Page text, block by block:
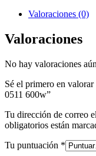
Valoraciones (0)
Valoraciones
No hay valoraciones
Sé el primero en
0511 600w”
Tu dirección de correo
obligatorios están
Tu puntuación *